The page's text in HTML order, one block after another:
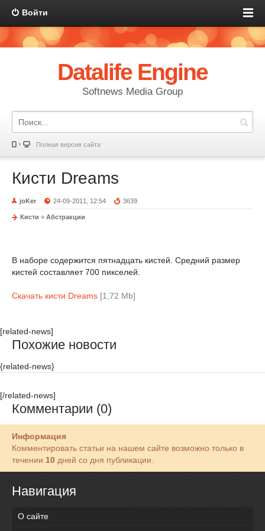
Войти
Datalife Engine
Softnews Media Group
Полная версия сайта
Кисти Dreams
joKer 24-09-2011, 12:54 3639
Кисти » Абстракции
В наборе содержится пятнадцать кистей. Средний размер
кистей составляет 700 пикселей.
Скачать кисти Dreams [1,72 Mb]
[related-news]
Похожие новости
{related-news}
[/related-news]
Комментарии (0)
Информация
Комментировать статьи на нашем сайте возможно только в
течении 10 дней со дня публикации.
Навигация
О сайте